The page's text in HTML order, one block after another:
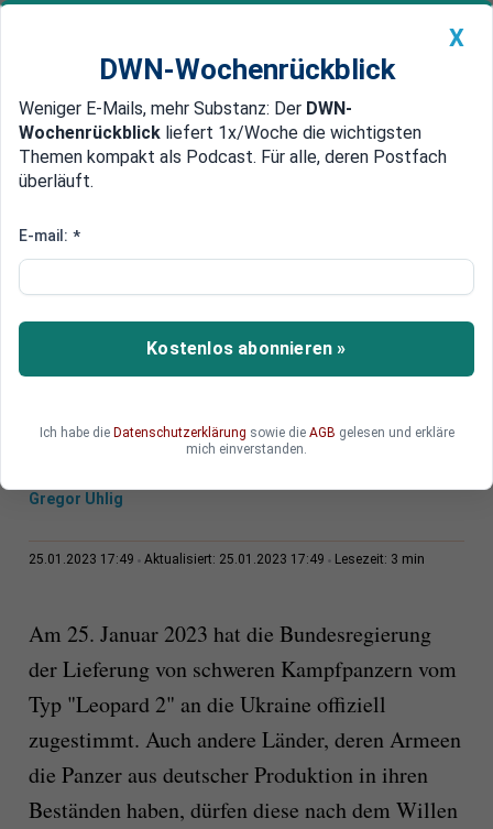
Newsticker MEIN DWN: Geldanlage Premium
Edelmetalle DWN-Magazin China
Russland: Panzer-Lieferung an
Russland kritisiert die Entscheidung
Deutschlands, der Ukraine Leopard-Panzer zu
liefern. Botschafter Sergej Netschajew spricht
Gregor Uhlig
25.01.2023 17:49 Aktualisiert: 25.01.2023 17:49 Lesezeit: 3 min
Am 25. Januar 2023 hat die Bundesregierung
der Lieferung von schweren Kampfpanzern vom
Typ "Leopard 2" an die Ukraine offiziell
zugestimmt. Auch andere Länder, deren Armeen
die Panzer aus deutscher Produktion in ihren
Beständen haben, dürfen diese nach dem Willen
X
DWN-Wochenrückblick
Weniger E-Mails, mehr Substanz: Der DWN-
Wochenrückblick liefert 1x/Woche die wichtigsten
Themen kompakt als Podcast. Für alle, deren Postfach
überläuft.
E-mail: *
Kostenlos abonnieren »
Ich habe die Datenschutzerklärung sowie die AGB gelesen und erkläre
mich einverstanden.